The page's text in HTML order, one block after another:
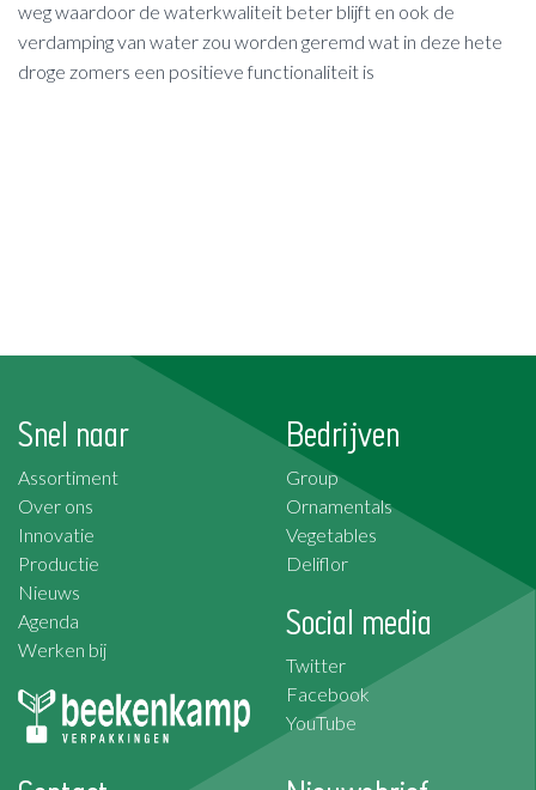
weg waardoor de waterkwaliteit beter blijft en ook de
verdamping van water zou worden geremd wat in deze hete
droge zomers een positieve functionaliteit is
Snel naar
Assortiment
Over ons
Innovatie
Productie
Nieuws
Agenda
Werken bij
Bedrijven
Group
Ornamentals
Vegetables
Deliflor
Social media
Twitter
Facebook
YouTube